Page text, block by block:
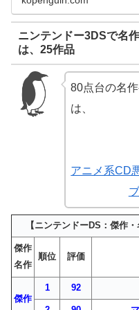
ニンテンドー3DSで名
は、25作品
80点台の名
は、
アニメ系CD
【ニンテンドーDS：傑作
傑作
名作
順位 評価
傑作
1 92